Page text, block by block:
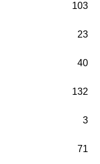
103
23
40
132
3
71